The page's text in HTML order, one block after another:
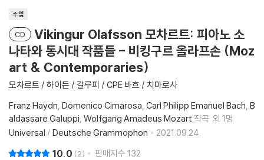
수입
CD
Vikingur Olafsson 모차르트: 피아노 소
나타와 동시대 작품들 - 비킹구르 올라프손 (Moz
art & Contemporaries)
모차르트 / 하이든 / 갈루피 / CPE 바흐 / 치마로사
Franz Haydn Domenico Cimarosa Carl Philipp Emanuel Bach B
aldassare Galuppi Wolfgang Amadeus Mozart 작곡 외 1명
Universal / Deutsche Grammophon 2021.09.24.
10.0 2 판매지수 132